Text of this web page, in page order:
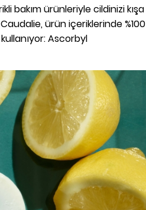
bakım ürünleriyle cildinizi kışa
ürün içeriklerinde %100
Ascorbyl